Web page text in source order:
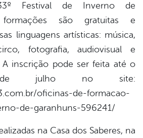
Festival de Inverno de
formações são gratuitas e
linguagens artísticas: música,
fotografia, audiovisual e
A inscrição pode ser feita até o
julho no site:
oficinas-de-formacao-
de-garanhuns-596241/
na Casa dos Saberes, na